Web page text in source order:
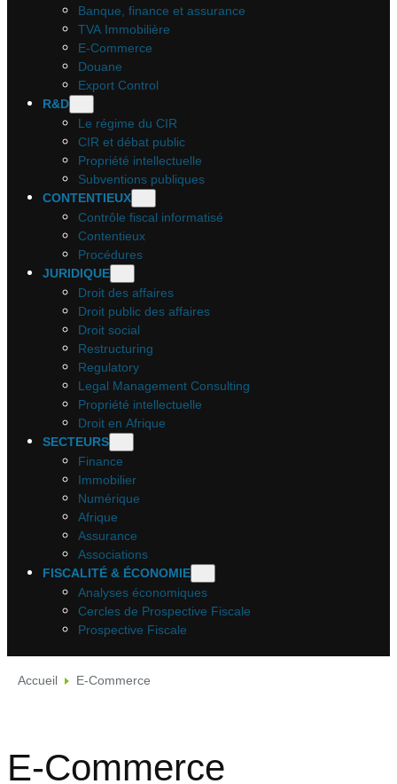
Banque, finance et assurance
TVA Immobilière
E-Commerce
Douane
Export Control
R&D
Le régime du CIR
CIR et débat public
Propriété intellectuelle
Subventions publiques
CONTENTIEUX
Contrôle fiscal informatisé
Contentieux
Procédures
JURIDIQUE
Droit des affaires
Droit public des affaires
Droit social
Restructuring
Regulatory
Legal Management Consulting
Propriété intellectuelle
Droit en Afrique
SECTEURS
Finance
Immobilier
Numérique
Afrique
Assurance
Associations
FISCALITÉ & ÉCONOMIE
Analyses économiques
Cercles de Prospective Fiscale
Prospective Fiscale
Accueil E-Commerce
E-Commerce